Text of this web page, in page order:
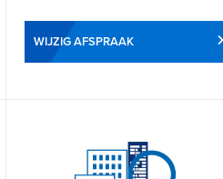
WIJZIG AFSPRAAK